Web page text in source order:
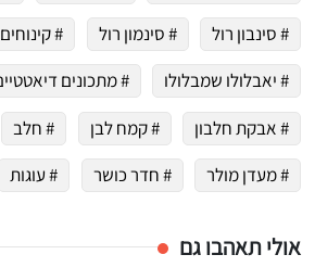
# סינבון רול
# סינמון רול
#
# יאבלולו שמבלולו
# מתכונים
# אבקת חלבון
# קמח לבן # חלב
# מעדן מולר
# חדר כושר # עוגות
אולי תאהבו גם